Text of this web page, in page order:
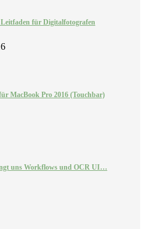
für Digitalfotografen
MacBook Pro 2016 (Touchbar)
uns Workflows und OCR UI…